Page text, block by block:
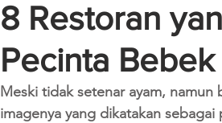
8 Restoran
Pecinta Bebek
Meski tidak setenar ayam,
imagenya yang dikatakan